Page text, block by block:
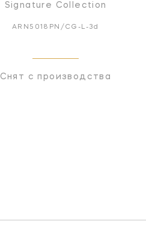
Signature Collection
ARN5018PN/CG-L-3d
Снят с производства